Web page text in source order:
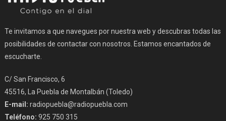
Te invitamos a que navegues por nuestra web y descubras todas las
posibilidades de contactar con nosotros. Estamos encantados de
escucharte.
C/ San Francisco, 6
45516, La Puebla de Montalbán (Toledo)
E-mail: radiopuebla@radiopuebla.com
Teléfono: 925 750 315